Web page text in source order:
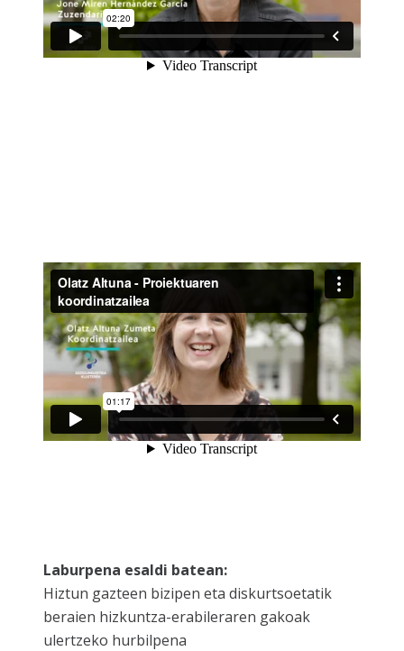
Laburpena esaldi batean:
Hiztun gazteen bizipen eta diskurtsoetatik
beraien hizkuntza-erabileraren gakoak
ulertzeko hurbilpena